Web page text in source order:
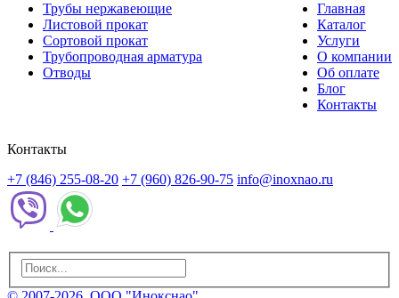
Трубы нержавеющие
Листовой прокат
Сортовой прокат
Трубопроводная арматура
Отводы
Главная
Каталог
Услуги
О компании
Об оплате
Блог
Контакты
Контакты
+7 (846) 255-08-20 +7 (960) 826-90-75 info@inoxnao.ru